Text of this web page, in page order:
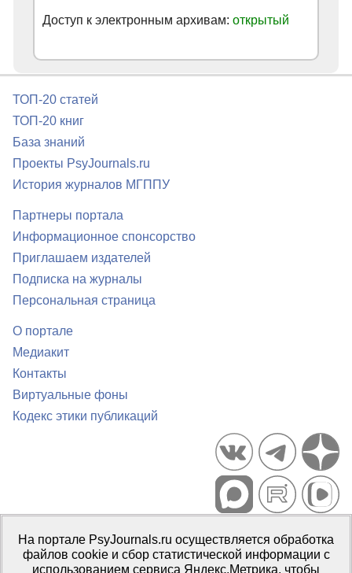
Доступ к электронным архивам: открытый
ТОП-20 статей
ТОП-20 книг
База знаний
Проекты PsyJournals.ru
История журналов МГППУ
Партнеры портала
Информационное спонсорство
Приглашаем издателей
Подписка на журналы
Персональная страница
О портале
Медиакит
Контакты
Виртуальные фоны
Кодекс этики публикаций
Портал психологических изданий PsyJournals.ru, 2007–2026
Правила использования материалов
Свидетельство регистрации СМИЭл № ФС77-66447 от 14 июля
На портале PsyJournals.ru осуществляется обработка
файлов cookie и сбор статистической информации с
использованием сервиса Яндекс.Метрика, чтобы